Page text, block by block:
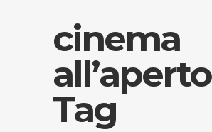
cinema
all’aperto
Tag